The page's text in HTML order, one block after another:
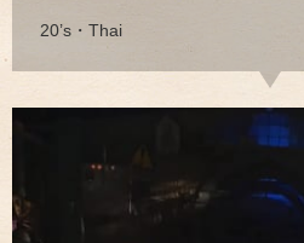
20’s・Thai